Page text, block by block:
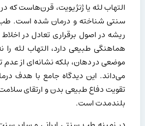
التهاب لثه یا ژنژیویت، قرن‌هاست
سنتی شناخته و درمان شده است.
ریشه در اصول برقراری تعادل در
هماهنگی طبیعی دارد، التهاب لثه
موضعی در دهان، بلکه نشانه‌ای از
می‌داند. این دیدگاه جامع با هدف
تقویت دفاع طبیعی بدن و ارتقای
بلندمدت است.